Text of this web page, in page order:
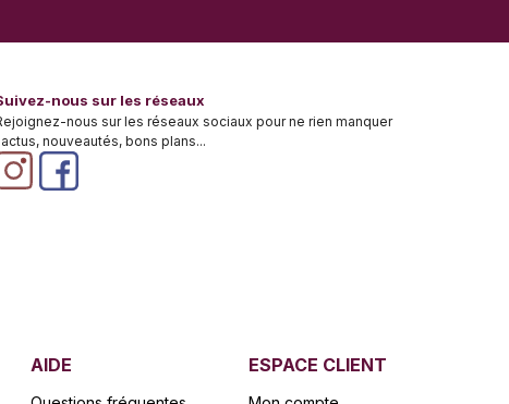
nous sur les réseaux
nous sur les réseaux sociaux pour ne rien manquer
actus, nouveautés, bons plans...
AIDE ESPACE CLIENT